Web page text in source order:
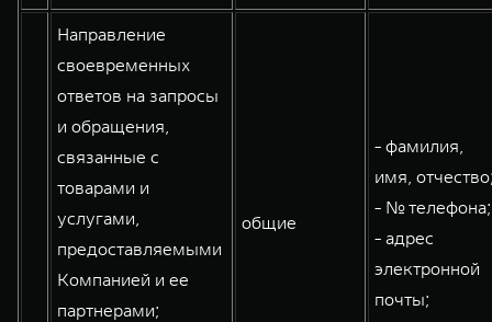
Направление
своевременных
ответов на запросы
и обращения,
связанные с
товарами и
услугами,
предоставляемыми
Компанией и ее
партнерами;
общие
- фамилия,
имя,
- № телефона;
- адрес
электронной
почты;